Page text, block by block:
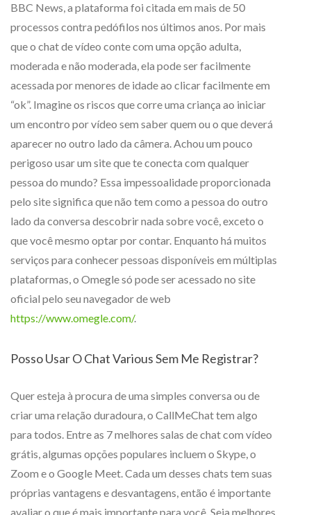
BBC News, a plataforma foi citada em mais de 50
processos contra pedófilos nos últimos anos. Por mais
que o chat de vídeo conte com uma opção adulta,
moderada e não moderada, ela pode ser facilmente
acessada por menores de idade ao clicar facilmente em
“ok”. Imagine os riscos que corre uma criança ao iniciar
um encontro por vídeo sem saber quem ou o que deverá
aparecer no outro lado da câmera. Achou um pouco
perigoso usar um site que te conecta com qualquer
pessoa do mundo? Essa impessoalidade proporcionada
pelo site significa que não tem como a pessoa do outro
lado da conversa descobrir nada sobre você, exceto o
que você mesmo optar por contar. Enquanto há muitos
serviços para conhecer pessoas disponíveis em múltiplas
plataformas, o Omegle só pode ser acessado no site
oficial pelo seu navegador de web
https://www.omegle.com/.
Posso Usar O Chat Various Sem Me Registrar?
Quer esteja à procura de uma simples conversa ou de
criar uma relação duradoura, o CallMeChat tem algo
para todos. Entre as 7 melhores salas de chat com vídeo
grátis, algumas opções populares incluem o Skype, o
Zoom e o Google Meet. Cada um desses chats tem suas
próprias vantagens e desvantagens, então é importante
avaliar o que é mais importante para você. Seja melhores